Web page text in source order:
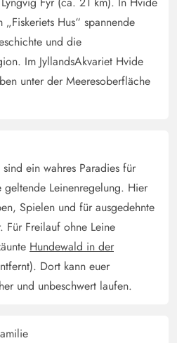
Hus“ spannende
und die
Im JyllandsAkvariet Hvide
unter der Meeresoberfläche
ein wahres Paradies für
Leinenregelung. Hier
Spielen und für ausgedehnte
Für Freilauf ohne Leine
Hundewald in der
Dort kann euer
und unbeschwert laufen.